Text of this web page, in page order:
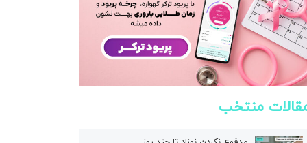
منتخب